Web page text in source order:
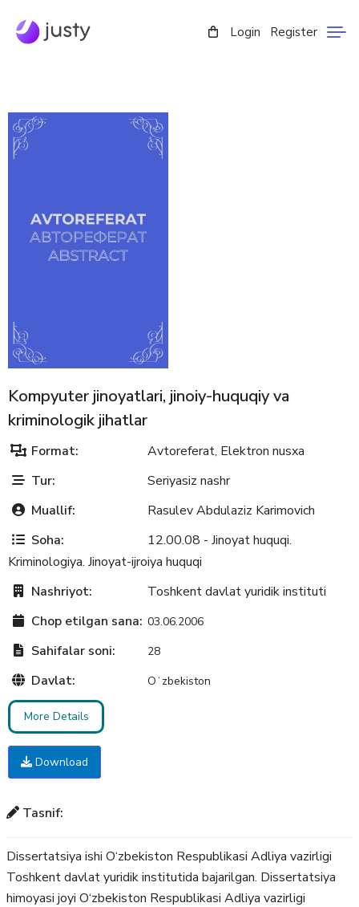
Login Register
Kompyuter jinoyatlari, jinoiy-huquqiy va
kriminologik jihatlar
Format: Avtoreferat, Elektron nusxa
Tur:
Seriyasiz nashr
Muallif:
Rasulev Abdulaziz Karimovich
Soha:
12.00.08 - Jinoyat huquqi.
Kriminologiya. Jinoyat-ijroiya huquqi
Nashriyot:
Toshkent davlat yuridik instituti
Chop etilgan sana: 03.06.2006
Sahifalar soni: 28
Davlat: Oʻzbekiston
More Details
Download
Tasnif:
Dissertatsiya ishi O‘zbekiston Respublikasi Adliya vazirligi
Toshkent davlat yuridik institutida bajarilgan. Dissertatsiya
himoyasi joyi O‘zbekiston Respublikasi Adliya vazirligi